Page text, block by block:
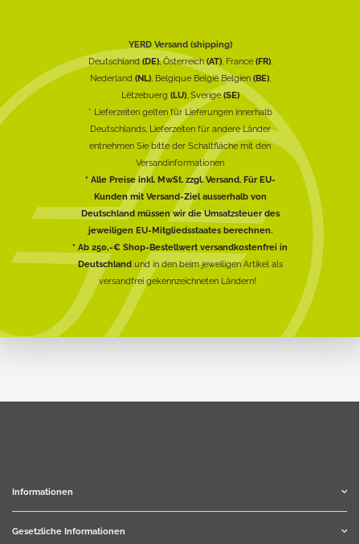
YERD Versand (shipping)
Deutschland(DE), Österreich(AT), France (FR),
Nederland (NL), Belgique België Belgien (BE),
Lëtzebuerg (LU), Sverige(SE)
* Lieferzeiten gelten für Lieferungen innerhalb
Deutschlands, Lieferzeiten für andere Länder
entnehmen Sie bitte der Schaltfläche mit den
Versandinformationen
* Alle Preise inkl. MwSt. zzgl. Versand. Für EU-
Kunden mit Versand-Ziel ausserhalb von
Deutschland müssen wir die Umsatzsteuer des
jeweiligen EU-Mitgliedsstaates berechnen.
* Ab 250,-€ Shop-Bestellwert versandkostenfrei in
Deutschlandund in den beim jeweiligen Artikel als
versandfrei gekennzeichneten Ländern!
Informationen
Gesetzliche Informationen